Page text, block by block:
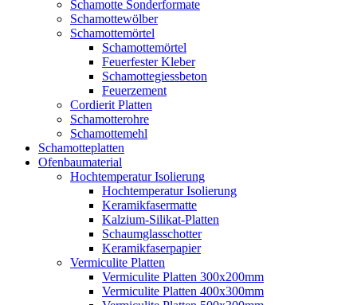
Schamotte Sonderformate
Schamottewölber
Schamottemörtel
Schamottemörtel
Feuerfester Kleber
Schamottegiessbeton
Feuerzement
Cordierit Platten
Schamotterohre
Schamottemehl
Schamotteplatten
Ofenbaumaterial
Hochtemperatur Isolierung
Hochtemperatur Isolierung
Keramikfasermatte
Kalzium-Silikat-Platten
Schaumglasschotter
Keramikfaserpapier
Vermiculite Platten
Vermiculite Platten 300x200mm
Vermiculite Platten 400x300mm